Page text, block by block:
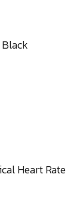
Heart Rate